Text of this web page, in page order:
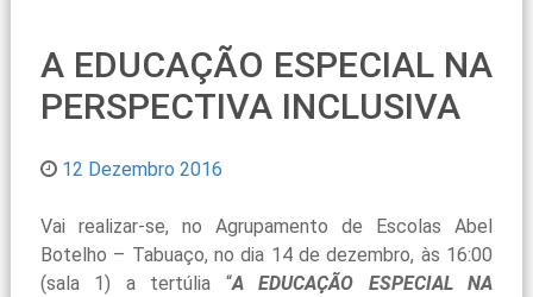
A EDUCAÇÃO ESPECIAL NA
PERSPECTIVA INCLUSIVA
12 Dezembro 2016
Vai realizar-se, no Agrupamento de Escolas Abel
Botelho – Tabuaço, no dia 14 de dezembro, às 16:00
(sala 1) a tertúlia “A EDUCAÇÃO ESPECIAL NA